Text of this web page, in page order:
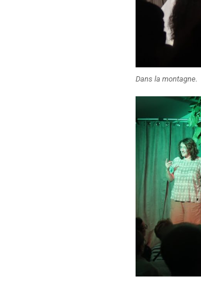
Dans la montagne.